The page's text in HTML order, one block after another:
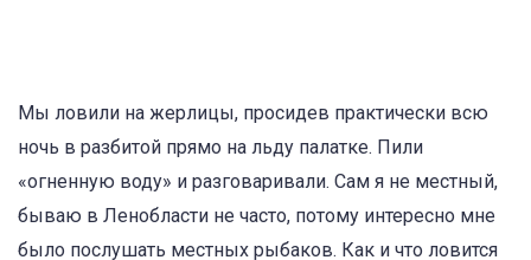
Мы ловили на жерлицы, просидев практически всю
ночь в разбитой прямо на льду палатке. Пили
«огненную воду» и разговаривали. Сам я не местный,
бываю в Ленобласти не часто, потому интересно мне
было послушать местных рыбаков. Как и что ловится